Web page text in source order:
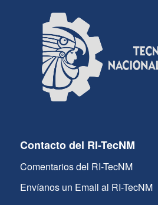
Contacto del RI-TecNM
Comentarios del RI-TecNM
Envíanos un Email al RI-TecNM